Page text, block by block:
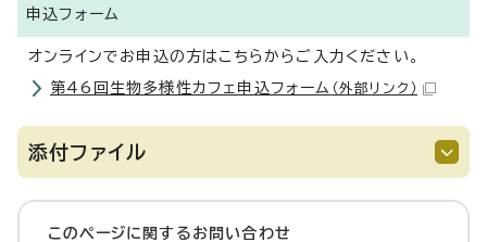
申込フォーム
オンラインでお申込の方はこちらからご入力ください。
第46回生物多様性カフェ申込フォーム （外部リンク）
添付ファイル
このページに関する お問い合わせ